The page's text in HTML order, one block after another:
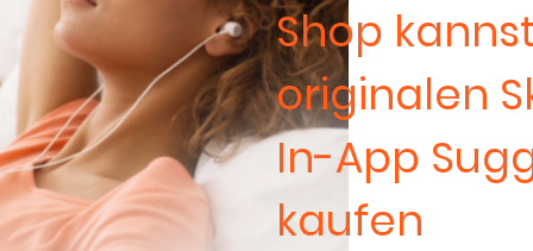
Shop
originalen
In-App
kaufen